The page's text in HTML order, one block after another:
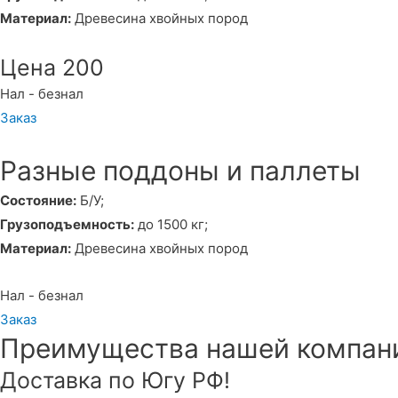
Материал: Древесина хвойных пород
Цена 200
Нал - безнал
Заказ
Разные поддоны и паллеты
Состояние: Б/У;
Грузоподъемность: до 1500 кг;
Материал: Древесина хвойных пород
Нал - безнал
Заказ
Преимущества нашей
Доставка по Югу РФ!